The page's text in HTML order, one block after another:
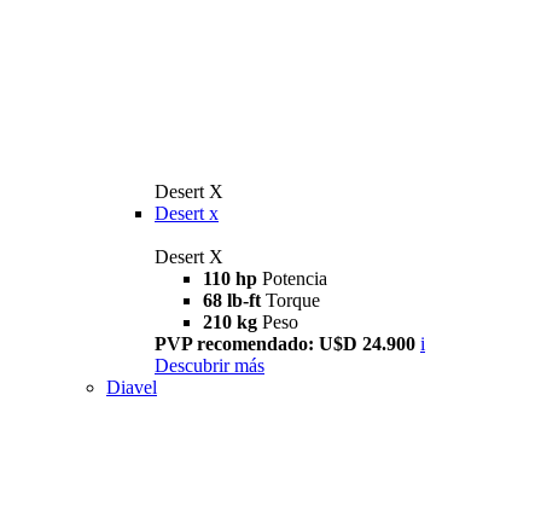
Desert X
Desert x
Desert X
110 hp Potencia
68 lb-ft Torque
210 kg Peso
PVP recomendado: U$D 24.900 i
Descubrir más
Diavel